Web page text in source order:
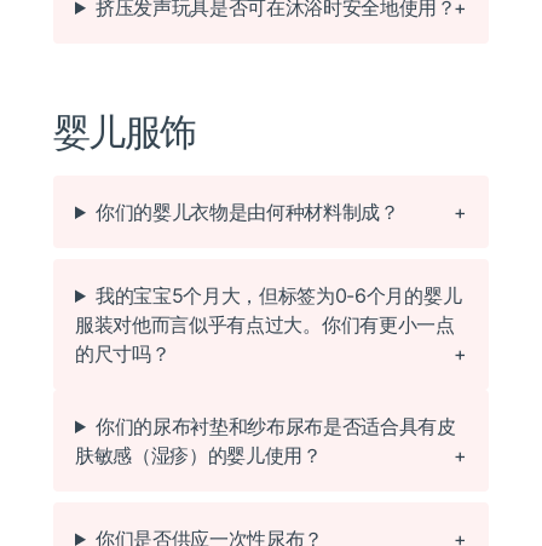
挤压发声玩具是否可在沐浴时安全地使用？
婴儿服饰
你们的婴儿衣物是由何种材料制成？
我的宝宝5个月大，但标签为0-6个月的婴儿
服装对他而言似乎有点过大。你们有更小一点
的尺寸吗？
你们的尿布衬垫和纱布尿布是否适合具有皮
肤敏感（湿疹）的婴儿使用？
你们是否供应一次性尿布？